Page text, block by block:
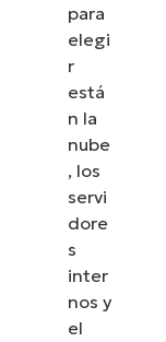
para
elegi
r
está
n la
nube
, los
servi
dore
s
inter
nos y
el